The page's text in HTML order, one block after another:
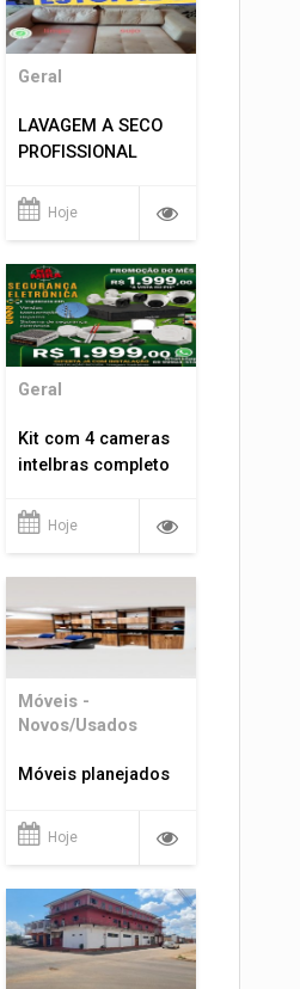
Geral
LAVAGEM A SECO
PROFISSIONAL
Hoje
Geral
Kit com 4 cameras
intelbras completo
Hoje
Móveis -
Novos/Usados
Móveis planejados
Hoje